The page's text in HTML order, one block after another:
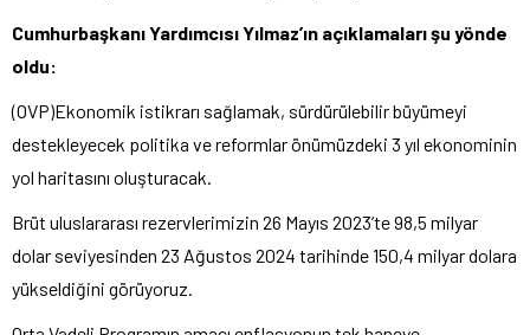
Cumhurbaşkanı Yardımcısı Yılmaz’ın açıklamaları şu yönde
oldu:
(OVP)Ekonomik istikrarı sağlamak, sürdürülebilir büyümeyi
destekleyecek politika ve reformlar önümüzdeki 3 yıl ekonominin
yol haritasını oluşturacak.
Brüt uluslararası rezervlerimizin 26 Mayıs 2023’te 98,5 milyar
dolar seviyesinden 23 Ağustos 2024 tarihinde 150,4 milyar dolara
yükseldiğini görüyoruz.